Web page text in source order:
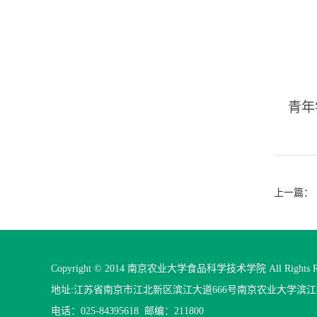
青
上一篇：
Copyright © 2014 南京农业大学食品科学技术学院 All Rights
地址:江苏省南京市江北新区滨江大道666号南京农业大学滨
电话：025-84395618 邮编：211800